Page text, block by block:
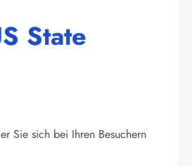
State
Sie sich bei Ihren Besuchern